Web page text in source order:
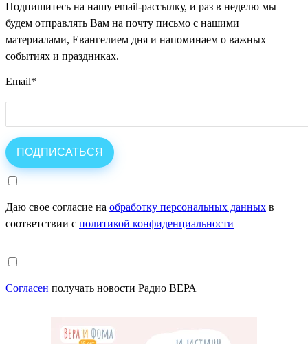
Подпишитесь на нашу email-рассылку, и раз в неделю мы
будем отправлять Вам на почту письмо с нашими
материалами, Евангелием дня и напоминаем о важных
событиях и праздниках.
Email*
Даю свое согласие на обработку персональных данных в
соответствии с политикой конфиденциальности
Согласен получать новости Радио ВЕРА